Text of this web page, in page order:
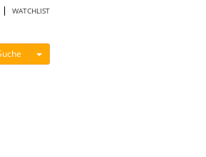
WATCHLIST
Menü ein-/ausblenden